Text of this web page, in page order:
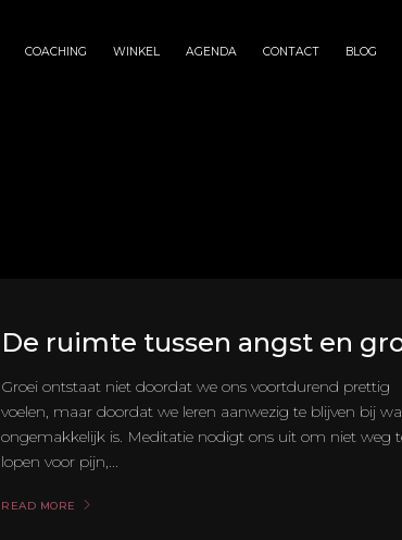
COACHING WINKEL AGENDA CONTACT BLOG
De ruimte tussen angst en
Groei ontstaat niet doordat we ons voortdurend prettig
voelen, maar doordat we leren aanwezig te blijven bij
ongemakkelijk is. Meditatie nodigt ons uit om niet weg
lopen voor pijn,...
READ MORE